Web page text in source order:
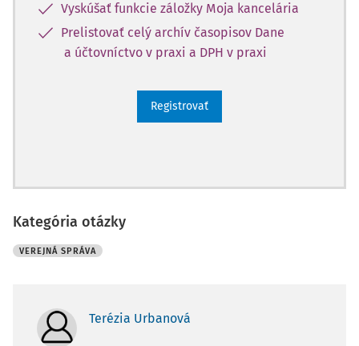
Vyskúšať funkcie záložky Moja kancelária
Prelistovať celý archív časopisov Dane
a účtovníctvo v praxi a DPH v praxi
Registrovať
Kategória otázky
VEREJNÁ SPRÁVA
Terézia Urbanová